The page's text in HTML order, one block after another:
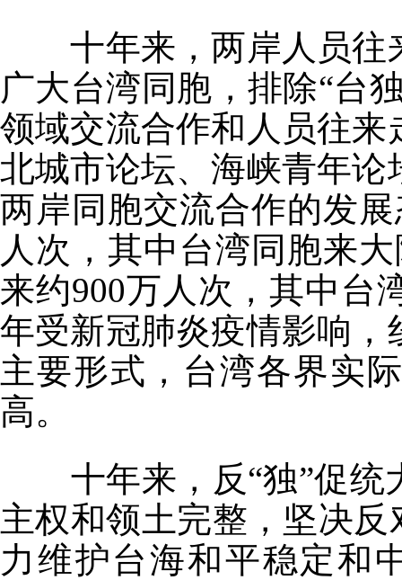
十年来，两岸人员往
广大台湾同胞，排除“台
领域交流合作和人员往
北城市论坛、海峡青年
两岸同胞交流合作的发
人次，其中台湾同胞来
来约900万人次，其中台
年受新冠肺炎疫情影响
主要形式，台湾各界实
高。
十年来，反“独”促
主权和领土完整，坚决
力维护台海和平稳定和